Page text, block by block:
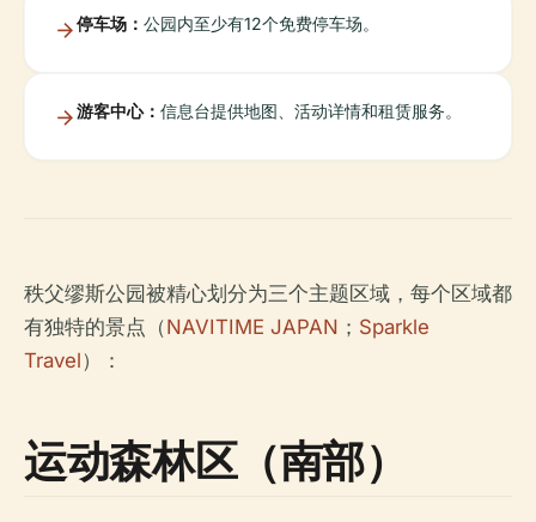
停车场： 公园内至少有12个免费停车场。
游客中心： 信息台提供地图、活动详情和租赁服务。
秩父缪斯公园被精心划分为三个主题区域，每个区域都
有独特的景点（NAVITIME JAPAN ； Sparkle
Travel）：
运动森林区（南部）